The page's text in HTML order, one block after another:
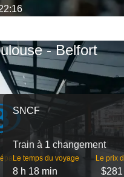
- Belfort
SNCF
Train à 1 changement
Le temps du voyage
8 h 18 min
Le prix
$281